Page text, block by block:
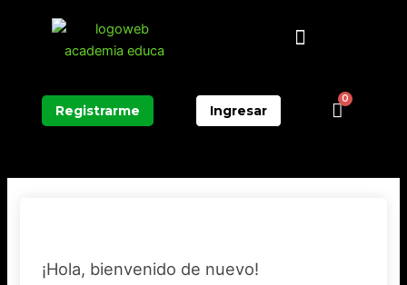
Menú
Registrarme Ingresar
0
¡Hola, bienvenido de nuevo!